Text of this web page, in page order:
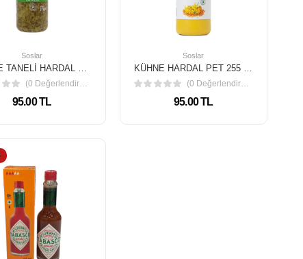
Soslar
KÜHNE TANELİ HARDAL PET 275 GR
(0 Değerlendirme)
95.00 TL
Soslar
KÜHNE HARDAL PET 255 GR
(0 Değerlendirme)
95.00 TL